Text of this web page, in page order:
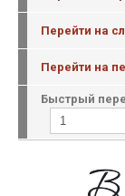
Перейти на
Перейти на
Быстрый